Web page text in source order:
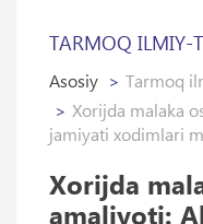
TARMOQ ILMIY-
Asosiy
Tarmoq
Xorijda malaka
jamiyati xodimlari
Xorijda
amaliyoti: